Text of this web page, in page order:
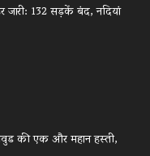
जारी: 132 सड़कें बंद, नदियां
की एक और महान हस्ती,